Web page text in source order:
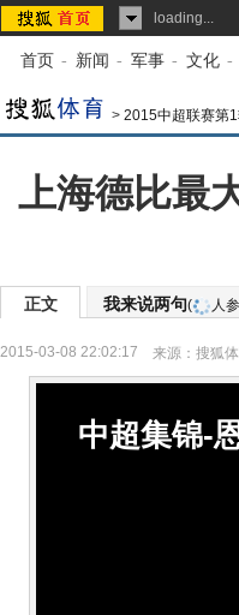
loading...
首页 - 新闻 - 军事 - 文化 -
> 2015中超联赛第
上海德比最
正文 我来说两句( 人
2015-03-08 22:02:17 来源： 搜狐
中超集锦-